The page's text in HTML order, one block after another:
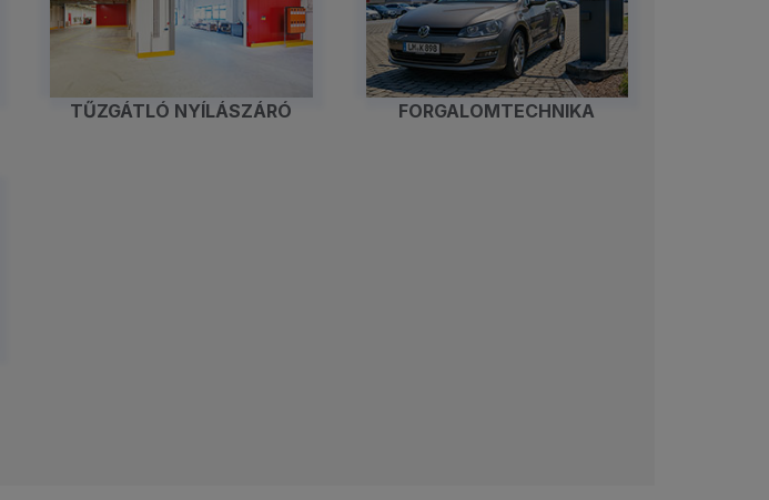
TŰZGÁTLÓ NYÍLÁSZÁRÓ FORGALOMTECHNIKA